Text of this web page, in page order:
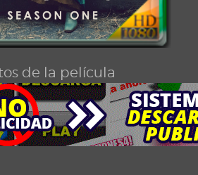
de la película